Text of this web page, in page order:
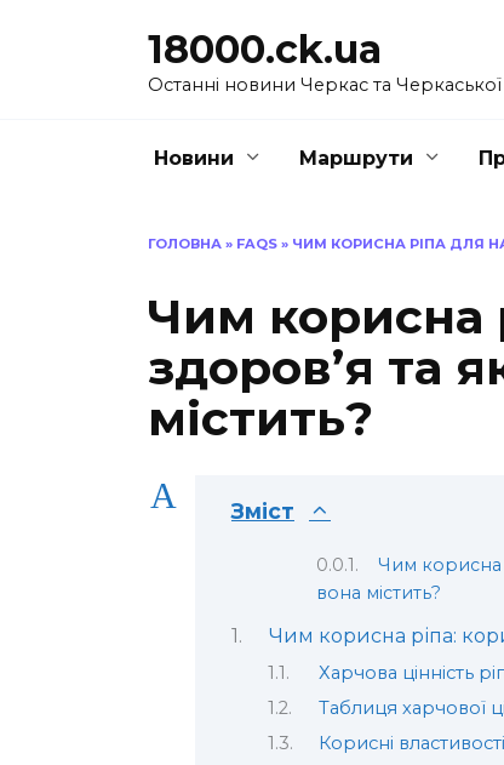
18000.ck.ua
Останні новини Черкас та Черкаської
Новини Маршрути
ГОЛОВНА » FAQS » ЧИМ КОРИСНА РІПА ДЛЯ
Чим корисна
здоров’я та
містить?
A Зміст
Чим корисна
вона містить?
Чим корисна ріпа:
Харчова цінність
Таблиця харчової
Корисні